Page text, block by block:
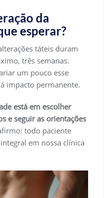
da
esperar?
táteis duram
três semanas.
um pouco esse
impacto permanente.
está em escolher
e seguir as orientações
todo paciente
em nossa clínica